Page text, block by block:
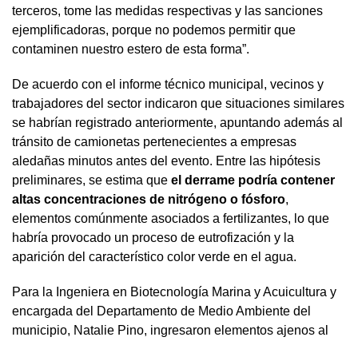
terceros, tome las medidas respectivas y las sanciones
ejemplificadoras, porque no podemos permitir que
contaminen nuestro estero de esta forma”.
De acuerdo con el informe técnico municipal, vecinos y
trabajadores del sector indicaron que situaciones similares
se habrían registrado anteriormente, apuntando además al
tránsito de camionetas pertenecientes a empresas
aledañas minutos antes del evento. Entre las hipótesis
preliminares, se estima que el derrame podría contener
altas concentraciones de nitrógeno o fósforo,
elementos comúnmente asociados a fertilizantes, lo que
habría provocado un proceso de eutrofización y la
aparición del característico color verde en el agua.
Para la Ingeniera en Biotecnología Marina y Acuicultura y
encargada del Departamento de Medio Ambiente del
municipio, Natalie Pino, ingresaron elementos ajenos al